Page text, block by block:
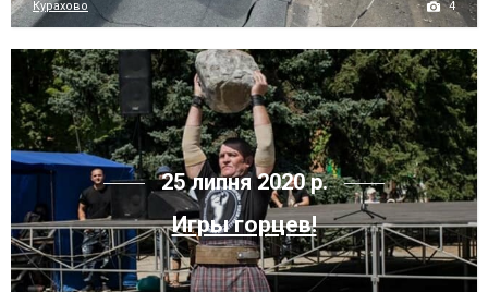
Курахово 4
25 липня 2020 р.
Игры горцев!